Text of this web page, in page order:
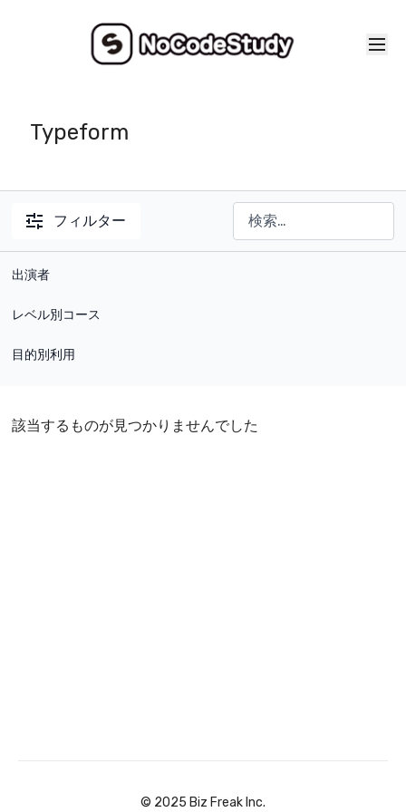
Typeform
フィルター
出演者
レベル別コース
目的別利用
該当するものが見つかりませんでした
©︎ 2025 Biz Freak Inc.